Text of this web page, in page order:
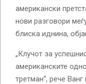
американски
нови разговори
блиска иднина,
„Клучот за
американските
третман“, рече